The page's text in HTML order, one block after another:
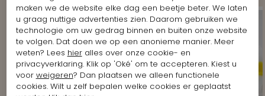
maken we de website elke dag een beetje beter. We laten
u graag nuttige advertenties zien. Daarom gebruiken we
technologie om uw gedrag binnen en buiten onze website
te volgen. Dat doen we op een anonieme manier. Meer
weten? Lees hieralles over onze cookie- en
privacyverklaring. Klik op 'Oké' om te accepteren. Kiest u
voor weigeren? Dan plaatsen we alleen functionele
cookies. Wilt u zelf bepalen welke cookies er geplaatst